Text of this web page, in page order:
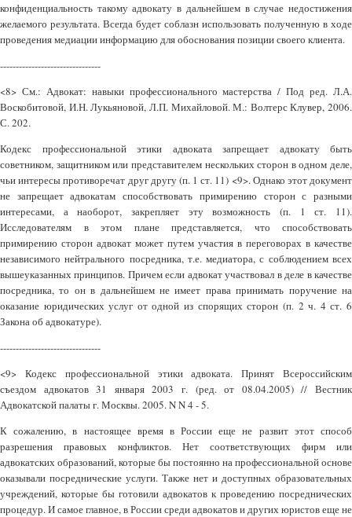
конфиденциальность такому адвокату в дальнейшем в случае недостижения
желаемого результата. Всегда будет соблазн использовать полученную в ходе
проведения медиации информацию для обоснования позиции своего клиента.
--------------------------------
<8> См.: Адвокат: навыки профессионального мастерства / Под ред. Л.А.
Воскобитовой, И.Н. Лукьяновой, Л.П. Михайловой. М.: Волтерс Клувер, 2006.
С. 202.
Кодекс профессиональной этики адвоката запрещает адвокату быть
советником, защитником или представителем нескольких сторон в одном деле,
чьи интересы противоречат друг другу (п. 1 ст. 11) <9>. Однако этот документ
не запрещает адвокатам способствовать примирению сторон с разными
интересами, а наоборот, закрепляет эту возможность (п. 1 ст. 11).
Исследователям в этом плане представляется, что способствовать
примирению сторон адвокат может путем участия в переговорах в качестве
независимого нейтрального посредника, т.е. медиатора, с соблюдением всех
вышеуказанных принципов. Причем если адвокат участвовал в деле в качестве
посредника, то он в дальнейшем не имеет права принимать поручение на
оказание юридических услуг от одной из спорящих сторон (п. 2 ч. 4 ст. 6
Закона об адвокатуре).
--------------------------------
<9> Кодекс профессиональной этики адвоката. Принят Всероссийским
съездом адвокатов 31 января 2003 г. (ред. от 08.04.2005) // Вестник
Адвокатской палаты г. Москвы. 2005. N N 4 - 5.
К сожалению, в настоящее время в России еще не развит этот способ
разрешения правовых конфликтов. Нет соответствующих фирм или
адвокатских образований, которые бы постоянно на профессиональной основе
оказывали посреднические услуги. Также нет и доступных образовательных
учреждений, которые бы готовили адвокатов к проведению посреднических
процедур. И самое главное, в России среди адвокатов и других юристов еще не